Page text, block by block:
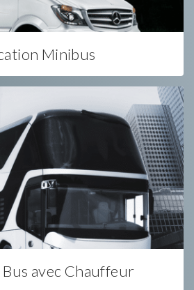
Minibus
avec Chauffeur